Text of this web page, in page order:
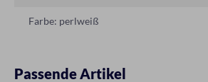
Farbe: perlweiß
Passende Artikel